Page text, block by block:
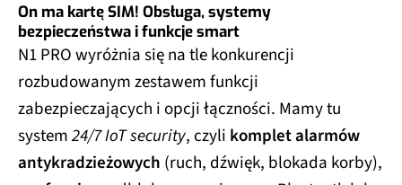
On ma kartę SIM! Obsługa, systemy
bezpieczeństwa i funkcje smart
N1 PRO wyróżnia się na tle konkurencji
rozbudowanym zestawem funkcji
zabezpieczających i opcji łączności. Mamy tu
system24/7 IoT security, czyli komplet alarmów
antykradzieżowych (ruch, dźwięk, blokada korby),